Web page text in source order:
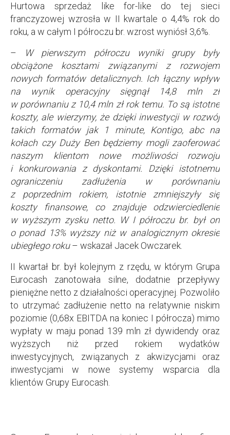
Hurtowa sprzedaż like for-like do tej sieci
franczyzowej wzrosła w II kwartale o 4,4% rok do
roku, a w całym I półroczu br. wzrost wyniósł 3,6%.
–
W pierwszym półroczu wyniki grupy były
obciążone kosztami związanymi z rozwojem
nowych formatów detalicznych. Ich łączny wpływ
na wynik operacyjny sięgnął 14,8 mln zł
w porównaniu z 10,4 mln zł rok temu. To są istotne
koszty, ale wierzymy, że dzięki inwestycji w rozwój
takich formatów jak 1 minute, Kontigo, abc na
kołach czy Duży Ben będziemy mogli zaoferować
naszym klientom nowe możliwości rozwoju
i konkurowania z dyskontami. Dzięki istotnemu
ograniczeniu zadłużenia w porównaniu
z poprzednim rokiem, istotnie zmniejszyły się
koszty finansowe, co znajduje odzwierciedlenie
w wyższym zysku netto. W I półroczu br. był on
o ponad 13% wyższy niż w analogicznym okresie
ubiegłego roku– wskazał Jacek Owczarek.
II kwartał br. był kolejnym z rzędu, w którym Grupa
Eurocash zanotowała silne, dodatnie przepływy
pieniężne netto z działalności operacyjnej. Pozwoliło
to utrzymać zadłużenie netto na relatywnie niskim
poziomie (0,68x EBITDA na koniec I półrocza) mimo
wypłaty w maju ponad 139 mln zł dywidendy oraz
wyższych niż przed rokiem wydatków
inwestycyjnych, związanych z akwizycjami oraz
inwestycjami w nowe systemy wsparcia dla
klientów Grupy Eurocash.